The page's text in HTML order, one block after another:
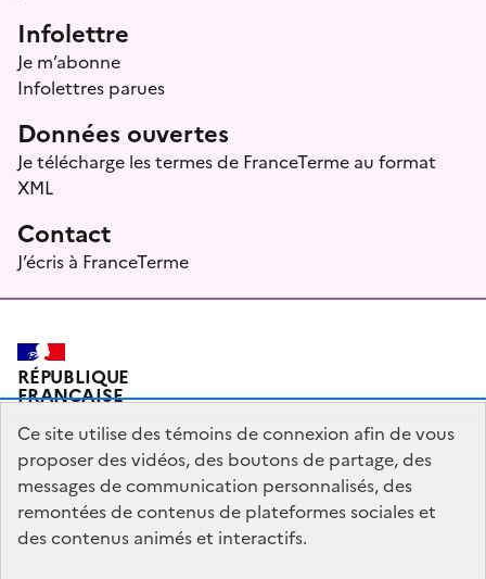
Infolettre
Je m’abonne
Infolettres parues
Données ouvertes
Je télécharge les termes de FranceTerme au format
XML
Contact
J’écris à FranceTerme
RÉPUBLIQUE
FRANÇAISE
Plan du site Mentions légales Qui sommes-nous ?
Partagez votre expérience pour améliorer les services
Ce site utilise des témoins de connexion afin de vous
proposer des vidéos, des boutons de partage, des
messages de communication personnalisés, des
remontées de contenus de plateformes sociales et
des contenus animés et interactifs.